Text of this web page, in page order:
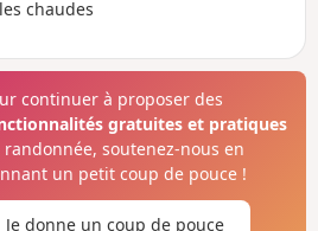
chaudes
continuer à proposer des
gratuites et pratiques
randonnée, soutenez-nous en
un petit coup de pouce !
Je donne un coup de pouce